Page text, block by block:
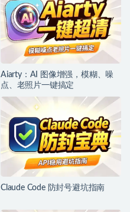
Aiarty：AI 图像增强，模糊、噪
点、老照片一键搞定
Claude Code 防封号避坑指南